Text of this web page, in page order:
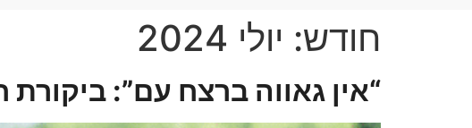
חודש: יולי 2024
“אין גאווה ברצח עם”: